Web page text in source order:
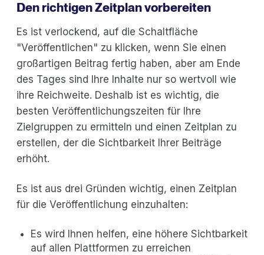
Den richtigen Zeitplan vorbereiten
Es ist verlockend, auf die Schaltfläche
"Veröffentlichen" zu klicken, wenn Sie einen
großartigen Beitrag fertig haben, aber am Ende
des Tages sind Ihre Inhalte nur so wertvoll wie
ihre Reichweite. Deshalb ist es wichtig, die
besten Veröffentlichungszeiten für Ihre
Zielgruppen zu ermitteln und einen Zeitplan zu
erstellen, der die Sichtbarkeit Ihrer Beiträge
erhöht.
Es ist aus drei Gründen wichtig, einen Zeitplan
für die Veröffentlichung einzuhalten:
Es wird Ihnen helfen, eine höhere Sichtbarkeit
auf allen Plattformen zu erreichen